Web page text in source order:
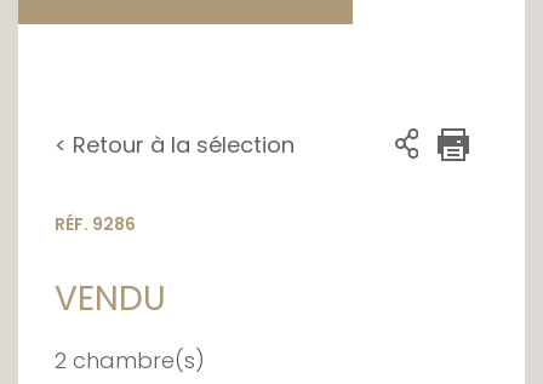
< Retour à la sélection
RÉF. 9286
VENDU
2 chambre(s)